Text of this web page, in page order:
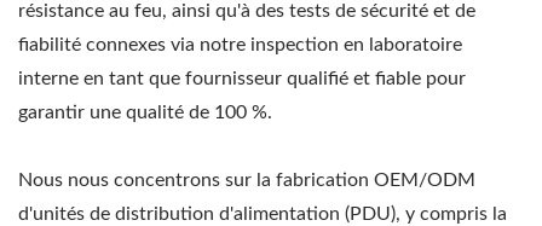
résistance au feu, ainsi qu'à des tests de sécurité et de
fiabilité connexes via notre inspection en laboratoire
interne en tant que fournisseur qualifié et fiable pour
garantir une qualité de 100 %.
Nous nous concentrons sur la fabrication OEM/ODM
d'unités de distribution d'alimentation (PDU), y compris la